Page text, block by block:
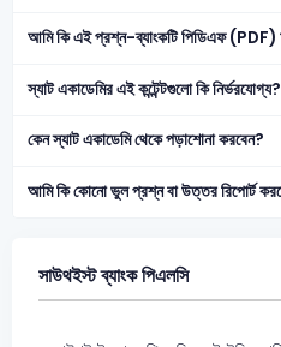
আমি কি এই প্রশ্ন-ব্যাংকটি পিডিএফ
স্যাট একাডেমির এই কন্টেন্টগুলো কি নির্ভরযোগ্য?
কেন স্যাট একাডেমি থেকে পড়াশোনা করবেন?
আমি কি কোনো ভুল প্রশ্ন বা উত্তর রিপোর্ট
সাউথইস্ট ব্যাংক পিএলসি